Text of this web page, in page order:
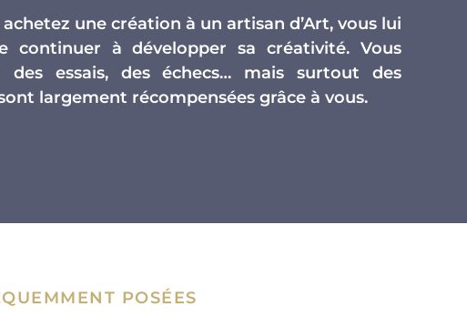
une création à un artisan d’Art, vous lui
continuer à développer sa créativité. Vous
des essais, des échecs… mais surtout des
largement récompensées grâce à vous.
POSÉES